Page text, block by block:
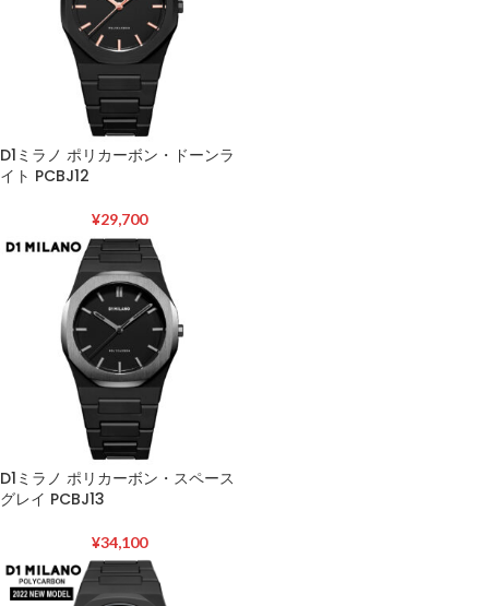
D1ミラノ ポリカーボン・ドーンラ
イト PCBJ12
¥29,700
D1ミラノ ポリカーボン・スペース
グレイ PCBJ13
¥34,100